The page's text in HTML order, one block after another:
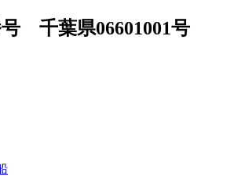
千葉県06601001号